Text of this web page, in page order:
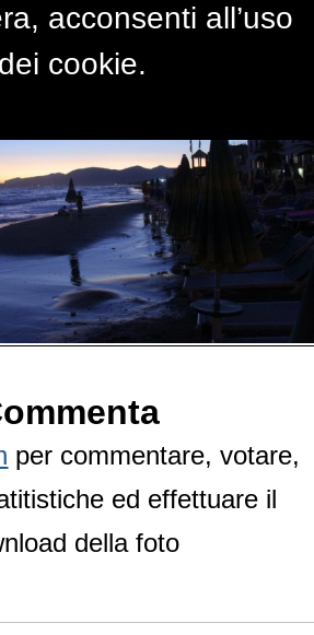
per commentare, votare,
ed effettuare il
della foto
acconsenti all’uso
dei cookie.